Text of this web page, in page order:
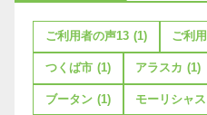
ご利用者の声13 (1) ご利
つくば市 (1) アラスカ (1)
ブータン (1) モーリシャス